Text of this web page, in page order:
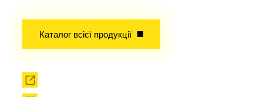
Каталог всієї продукції